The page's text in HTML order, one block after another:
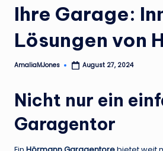
Ihre Garage:
Lösungen von
Posted
AmaliaMJones August 27, 2024
Nicht nur ein
Garagentor